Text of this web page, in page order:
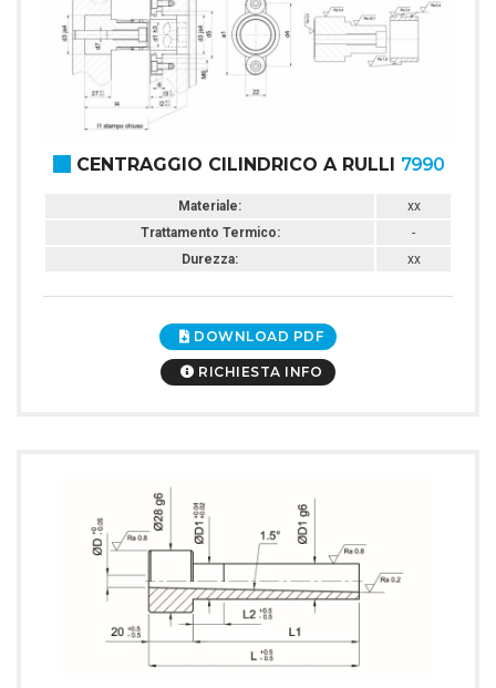
CENTRAGGIO CILINDRICO A RULLI 7990
Materiale:
xx
Trattamento Termico:
-
Durezza:
xx
DOWNLOAD PDF
RICHIESTA INFO